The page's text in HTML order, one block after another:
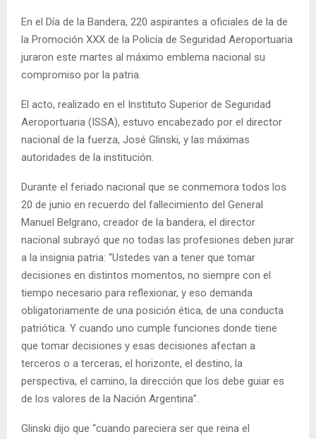
En el Día de la Bandera, 220 aspirantes a oficiales de la de
la Promoción XXX de la Policía de Seguridad Aeroportuaria
juraron este martes al máximo emblema nacional su
compromiso por la patria.
El acto, realizado en el Instituto Superior de Seguridad
Aeroportuaria (ISSA), estuvo encabezado por el director
nacional de la fuerza, José Glinski, y las máximas
autoridades de la institución.
Durante el feriado nacional que se conmemora todos los
20 de junio en recuerdo del fallecimiento del General
Manuel Belgrano, creador de la bandera, el director
nacional subrayó que no todas las profesiones deben jurar
a la insignia patria: “Ustedes van a tener que tomar
decisiones en distintos momentos, no siempre con el
tiempo necesario para reflexionar, y eso demanda
obligatoriamente de una posición ética, de una conducta
patriótica. Y cuando uno cumple funciones donde tiene
que tomar decisiones y esas decisiones afectan a
terceros o a terceras, el horizonte, el destino, la
perspectiva, el camino, la dirección que los debe guiar es
de los valores de la Nación Argentina”.
Glinski dijo que “cuando pareciera ser que reina el